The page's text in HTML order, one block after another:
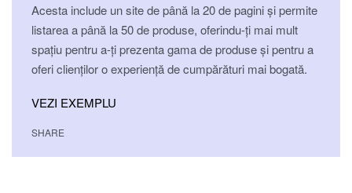
Acesta include un site de până la 20 de pagini și permite
listarea a până la 50 de produse, oferindu-ți mai mult
spațiu pentru a-ți prezenta gama de produse și pentru a
oferi clienților o experiență de cumpărături mai bogată.
VEZI EXEMPLU
SHARE